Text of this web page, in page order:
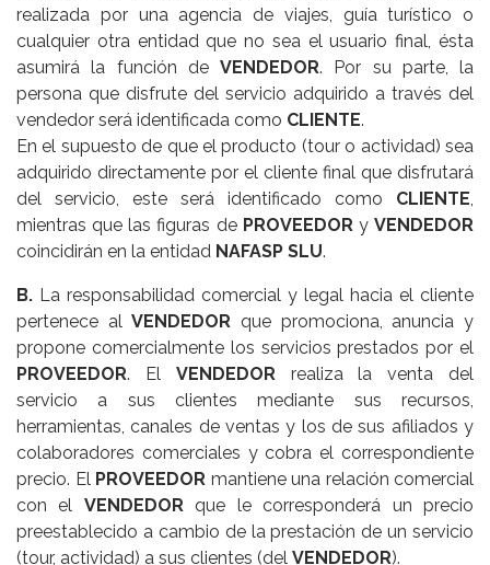
realizada por una agencia de viajes, guía turístico o
cualquier otra entidad que no sea el usuario final, ésta
asumirá la función de VENDEDOR. Por su parte, la
persona que disfrute del servicio adquirido a través del
vendedor será identificada como CLIENTE.
En el supuesto de que el producto (tour o actividad) sea
adquirido directamente por el cliente final que disfrutará
del servicio, este será identificado como CLIENTE
mientras que las figuras de PROVEEDOR yVENDEDOR
coincidirán en la entidad NAFASP SLU.
B. La responsabilidad comercial y legal hacia el cliente
pertenece alVENDEDOR que promociona, anuncia y
propone comercialmente los servicios prestados por el
PROVEEDOR. El VENDEDOR realiza la venta del
servicio a sus clientes mediante sus recursos,
herramientas, canales de ventas y los de sus afiliados y
colaboradores comerciales y cobra el correspondiente
precio. El PROVEEDOR mantiene una relación comercial
con el VENDEDOR que le corresponderá un precio
preestablecido a cambio de la prestación de un servicio
(tour, actividad) a sus clientes (del VENDEDOR).